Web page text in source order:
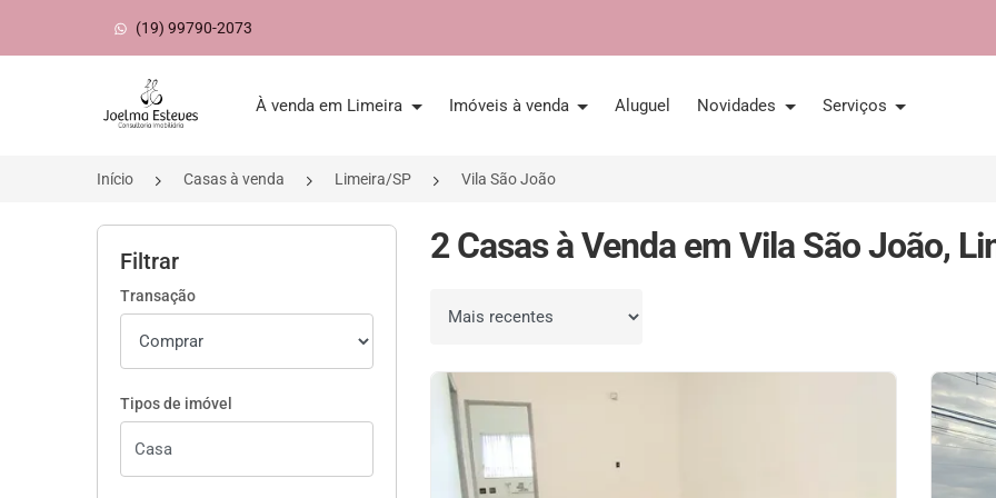
(19) 99790-2073
Página inicial
À venda em Limeira Imóveis à venda Aluguel Novidades Serviços
Início Casas à venda Limeira/SP Vila São João
Filtrar
Transação
Tipos de imóvel
2 Casas à Venda em Vila São João,
Ordenar por